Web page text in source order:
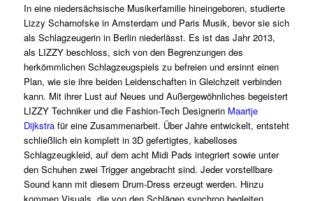
In eine niedersächsische Musikerfamilie hineingeboren, studierte
Lizzy Scharnofske in Amsterdam und Paris Musik, bevor sie sich
als Schlagzeugerin in Berlin niederlässt. Es ist das Jahr 2013,
als LIZZY beschloss, sich von den Begrenzungen des
herkömmlichen Schlagzeugspiels zu befreien und ersinnt einen
Plan, wie sie ihre beiden Leidenschaften in Gleichzeit verbinden
kann. Mit ihrer Lust auf Neues und Außergewöhnliches begeistert
LIZZY Techniker und die Fashion-Tech Designerin Maartje
Dijkstrafür eine Zusammenarbeit. Über Jahre entwickelt, entsteht
schließlich ein komplett in 3D gefertigtes, kabelloses
Schlagzeugkleid, auf dem acht Midi Pads integriert sowie unter
den Schuhen zwei Trigger angebracht sind. Jeder vorstellbare
Sound kann mit diesem Drum-Dress erzeugt werden. Hinzu
kommen Visuals, die von den Schlägen synchron begleiten